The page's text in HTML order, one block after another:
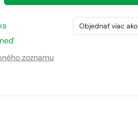
Objednať viac ako
zoznamu